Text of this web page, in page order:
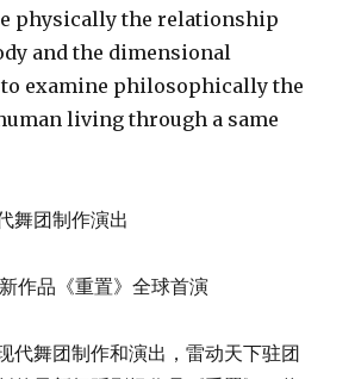
physically the relationship
and the dimensional
to examine philosophically the
living through a same
舞团制作演出
作品《重置》全球首演
代舞团制作和演出，雷动天下驻团